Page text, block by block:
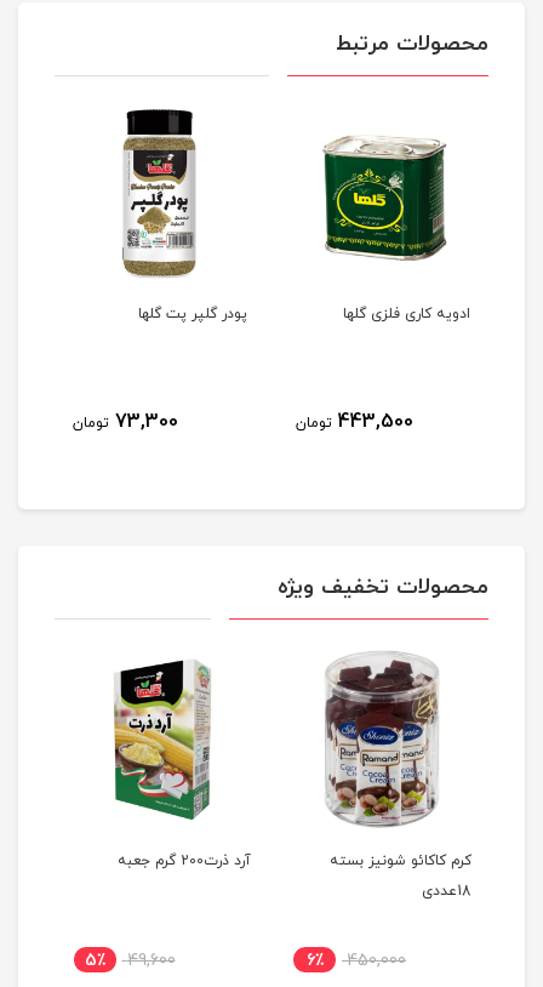
محصولات مرتبط
ادویه کاری فلزی گلها
443,500 تومان
پودر گلپر پت گلها
73,300 تومان
محصولات تخفیف ویژه
کرم کاکائو شونیز بسته
18عددی
450,000 6٪
آرد ذرت200 گرم جعبه
49,600 5٪